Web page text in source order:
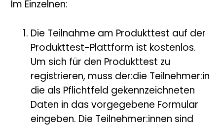
Im Einzelnen:
Die Teilnahme am Produkttest auf der
Produkttest-Plattform ist kostenlos.
Um sich für den Produkttest zu
registrieren, muss der:die Teilnehmer:in
die als Pflichtfeld gekennzeichneten
Daten in das vorgegebene Formular
eingeben. Die Teilnehmer:innen sind